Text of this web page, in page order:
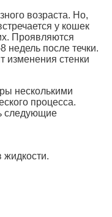
возраста. Но,
у кошек
Проявляются
недель после течки.
изменения стенки
несколькими
процесса.
следующие